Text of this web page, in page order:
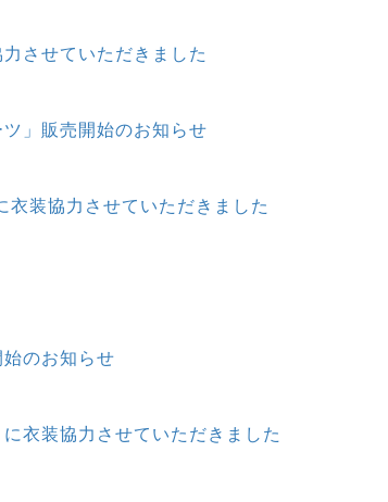
させていただきました
」販売開始のお知らせ
装協力させていただきました
のお知らせ
衣装協力させていただきました